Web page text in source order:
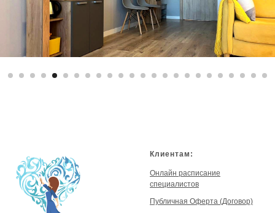
Клиентам:
Онлайн расписание
специалистов
Публичная Оферта (Договор)